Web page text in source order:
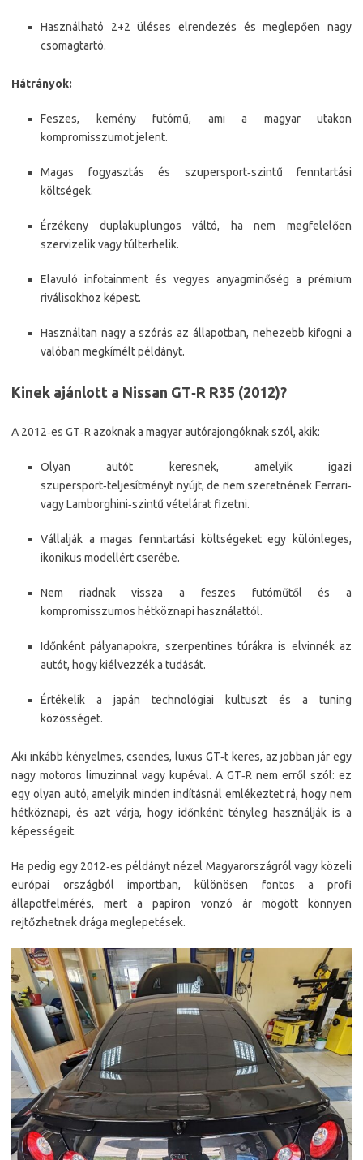
Használható 2+2 üléses elrendezés és meglepően nagy
csomagtartó.
Hátrányok:
Feszes, kemény futómű, ami a magyar utakon
kompromisszumot jelent.
Magas fogyasztás és szupersport‑szintű fenntartási
költségek.
Érzékeny duplakuplungos váltó, ha nem megfelelően
szervizelik vagy túlterhelik.
Elavuló infotainment és vegyes anyagminőség a prémium
riválisokhoz képest.
Használtan nagy a szórás az állapotban, nehezebb kifogni a
valóban megkímélt példányt.
Kinek ajánlott a Nissan GT‑R R35 (2012)?
A 2012‑es GT‑R azoknak a magyar autórajongóknak szól, akik:
Olyan autót keresnek, amelyik igazi
szupersport‑teljesítményt nyújt, de nem szeretnének Ferrari‑
vagy Lamborghini‑szintű vételárat fizetni.
Vállalják a magas fenntartási költségeket egy különleges,
ikonikus modellért cserébe.
Nem riadnak vissza a feszes futóműtől és a
kompromisszumos hétköznapi használattól.
Időnként pályanapokra, szerpentines túrákra is elvinnék az
autót, hogy kiélvezzék a tudását.
Értékelik a japán technológiai kultuszt és a tuning
közösséget.
Aki inkább kényelmes, csendes, luxus GT‑t keres, az jobban jár egy
nagy motoros limuzinnal vagy kupéval. A GT‑R nem erről szól: ez
egy olyan autó, amelyik minden indításnál emlékeztet rá, hogy nem
hétköznapi, és azt várja, hogy időnként tényleg használják is a
képességeit.
Ha pedig egy 2012‑es példányt nézel Magyarországról vagy közeli
európai országból importban, különösen fontos a profi
állapotfelmérés, mert a papíron vonzó ár mögött könnyen
rejtőzhetnek drága meglepetések.